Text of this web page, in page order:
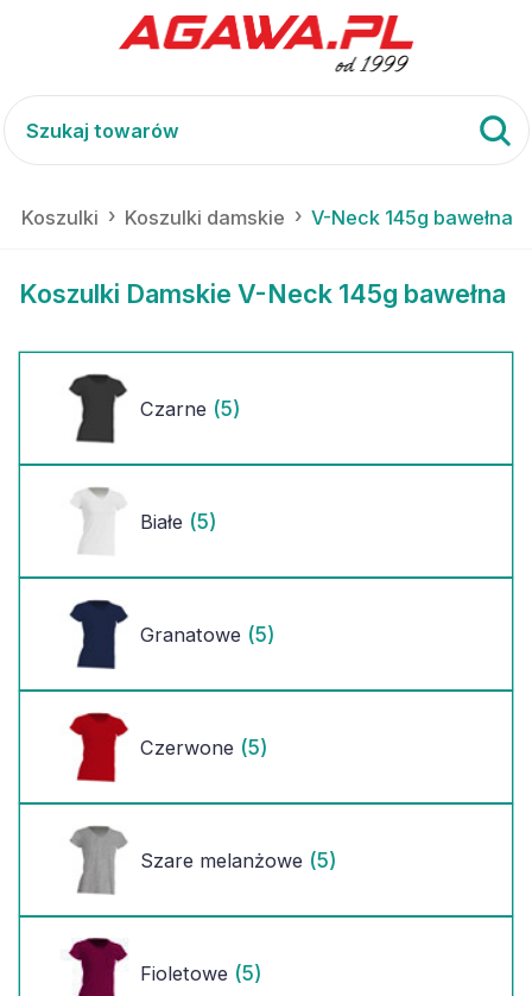
Koszulki Koszulki damskie V-Neck 145g bawełna
Koszulki Damskie V-Neck 145g bawełna
Czarne (5)
Białe (5)
Granatowe (5)
Czerwone (5)
Szare melanżowe (5)
Fioletowe (5)